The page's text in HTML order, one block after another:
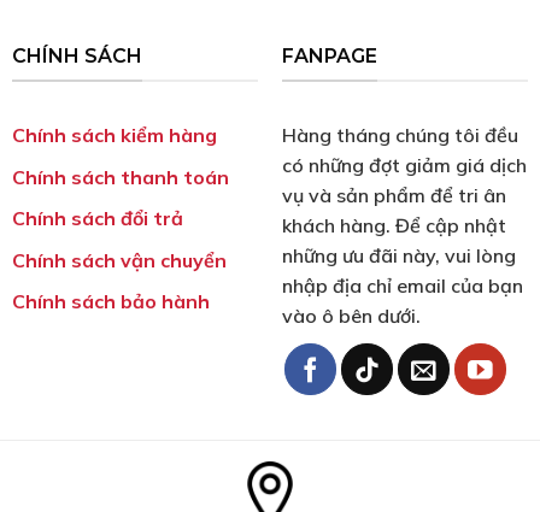
CHÍNH SÁCH
Chính sách kiểm hàng
Chính sách thanh toán
Chính sách đổi trả
Chính sách vận chuyển
Chính sách bảo hành
FANPAGE
Hàng tháng chúng tôi đều
có những đợt giảm giá dịch
vụ và sản phẩm để tri ân
khách hàng. Để cập nhật
những ưu đãi này, vui lòng
nhập địa chỉ email của bạn
vào ô bên dưới.